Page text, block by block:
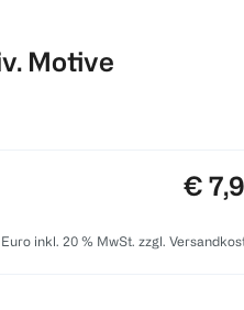
Motive
€
inkl. 20 % MwSt. zzgl.